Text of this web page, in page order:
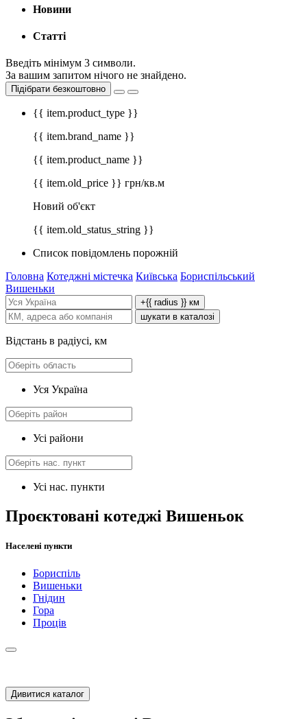
Новини
Статті
Введіть мінімум 3 символи.
За вашим запитом нічого не знайдено.
Підібрати безкоштовно
{{ item.product_type }}
{{ item.brand_name }}
{{ item.product_name }}
{{ item.old_price }} грн/кв.м
Новий об'єкт
{{ item.old_status_string }}
Список повідомлень порожній
Головна Котеджні містечка Київська Бориспільський
Вишеньки
+{{ radius }} км
шукати в каталозі
Відстань в радіусі, км
Уся Україна
Усі райони
Усі нас. пункти
Проєктовані котеджі Вишеньок
Населені пункти
Бориспіль
Вишеньки
Гнідин
Гора
Проців
Дивитися каталог